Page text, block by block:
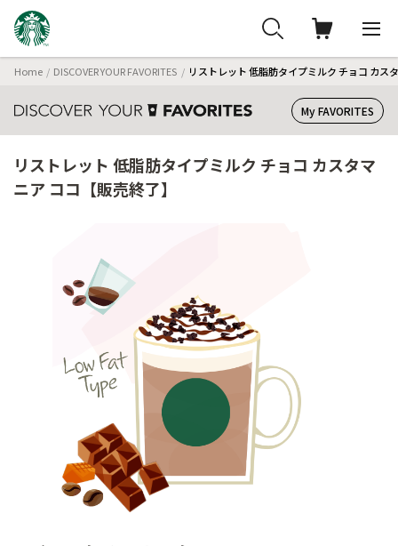
Home DISCOVER YOUR FAVORITES リストレット 低脂肪タイプミルク チョコ カス
My FAVORITES
リストレット 低脂肪タイプミルク チョコ カスタマ
ニア ココ【販売終了】